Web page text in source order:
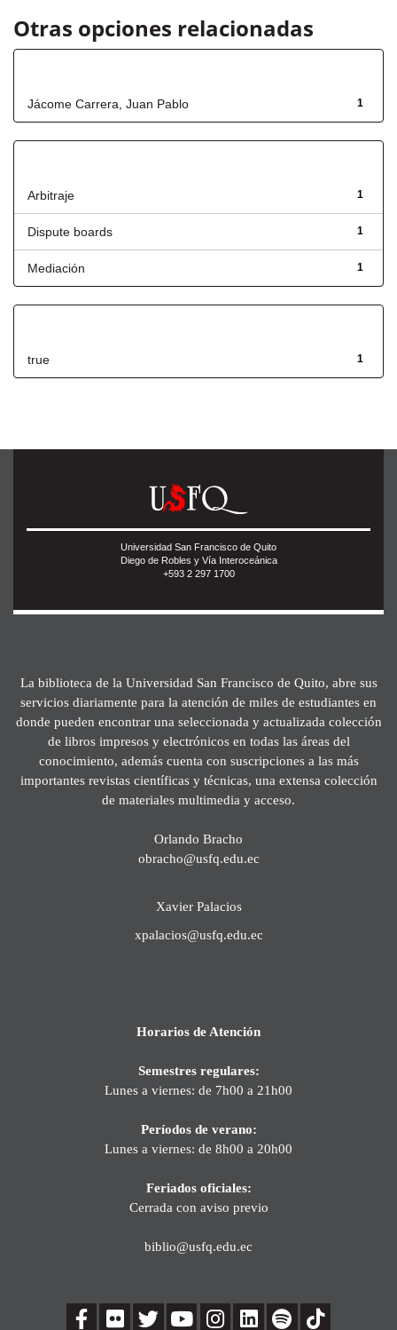
Otras opciones relacionadas
1
Jácome Carrera, Juan Pablo
1
Arbitraje
1
Dispute boards
1
Mediación
1
true
Universidad San Francisco de Quito
Diego de Robles y Vía Interoceánica
+593 2 297 1700
La biblioteca de la Universidad San Francisco de Quito, abre sus
servicios diariamente para la atención de miles de estudiantes en
donde pueden encontrar una seleccionada y actualizada colección
de libros impresos y electrónicos en todas las áreas del
conocimiento, además cuenta con suscripciones a las más
importantes revistas científicas y técnicas, una extensa colección
de materiales multimedia y acceso.
Orlando Bracho
obracho@usfq.edu.ec
Xavier Palacios
xpalacios@usfq.edu.ec
Horarios de Atención
Semestres regulares:
Lunes a viernes: de 7h00 a 21h00
Períodos de verano:
Lunes a viernes: de 8h00 a 20h00
Feriados oficiales:
Cerrada con aviso previo
biblio@usfq.edu.ec